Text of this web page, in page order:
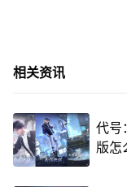
相关资讯
代号
版怎